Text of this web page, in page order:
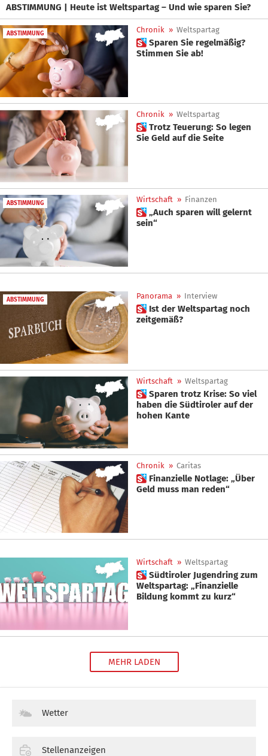
ABSTIMMUNG | Heute ist Weltspartag – Und wie sparen Sie?
ABSTIMMUNG Chronik » Weltspartag
 Sparen Sie regelmäßig?
Stimmen Sie ab!
Chronik » Weltspartag
 Trotz Teuerung: So legen
Sie Geld auf die Seite
ABSTIMMUNG Wirtschaft » Finanzen
 „Auch sparen will gelernt
sein“
ABSTIMMUNG Panorama » Interview
 Ist der Weltspartag noch
zeitgemäß?
Wirtschaft » Weltspartag
 Sparen trotz Krise: So viel
haben die Südtiroler auf der
hohen Kante
Chronik » Caritas
 Finanzielle Notlage: „Über
Geld muss man reden“
Wirtschaft » Weltspartag
 Südtiroler Jugendring zum
Weltspartag: „Finanzielle
Bildung kommt zu kurz“
MEHR LADEN
Wetter
Stellenanzeigen